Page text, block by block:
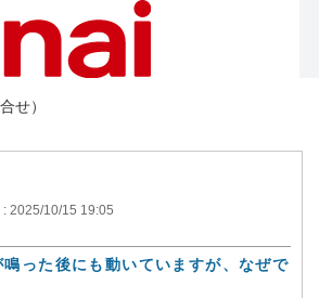
せ）
: 2025/10/15 19:05
った後にも動いていますが、なぜで